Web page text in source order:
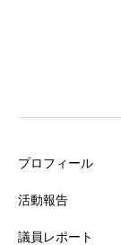
プロフィール
活動報告
議員レポート